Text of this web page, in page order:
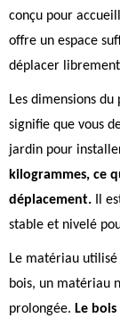
conçu pour
offre un espace
déplacer
Les dimensions
signifie que vous
jardin pour
kilogrammes, ce
déplacement. Il
stable et nivelé
Le matériau
bois, un matériau
prolongée. Le